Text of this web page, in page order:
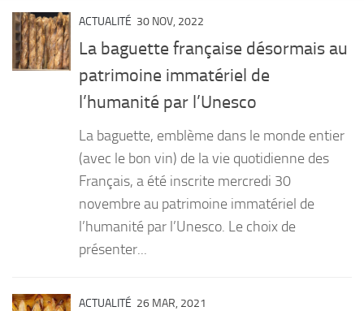
PORTRAITS
LIVRES
Desserts
ACTUALITÉ 30 NOV, 2022
La baguette française désormais au
patrimoine immatériel de
l’humanité par l’Unesco
La baguette, emblème dans le monde entier
(avec le bon vin) de la vie quotidienne des
Français, a été inscrite mercredi 30
novembre au patrimoine immatériel de
l’humanité par l’Unesco. Le choix de
présenter...
ACTUALITÉ 26 MAR, 2021